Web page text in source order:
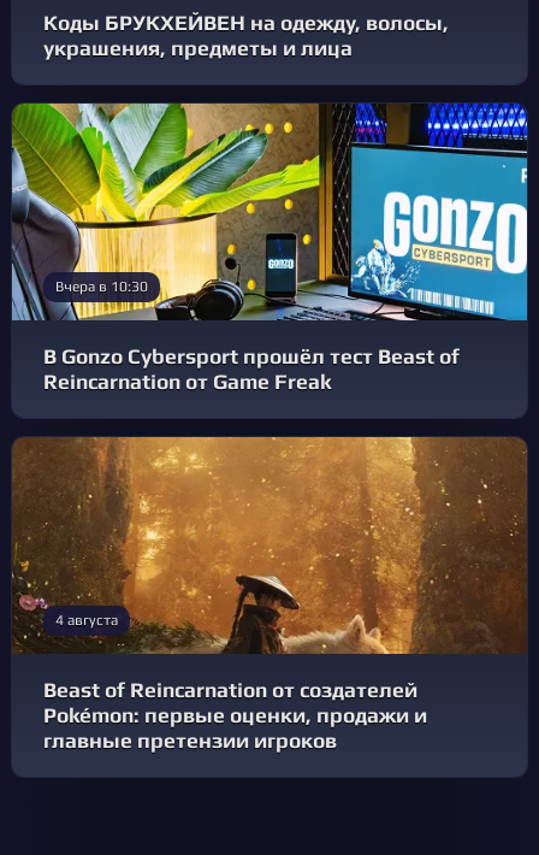
Коды БРУКХЕЙВЕН на одежду, волосы,
украшения, предметы и лица
Вчера в 10:30
В Gonzo Cybersport прошёл тест Beast of
Reincarnation от Game Freak
4 августа
Beast of Reincarnation от создателей
Pokémon: первые оценки, продажи и
главные претензии игроков